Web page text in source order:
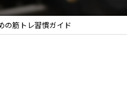
の筋トレ習慣ガイド